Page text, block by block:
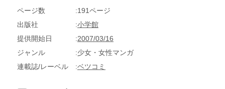
ページ数
191ページ
出版社
小学館
提供開始日
2007/03/16
ジャンル
少女・女性マンガ
連載誌/レーベル
ベツコミ